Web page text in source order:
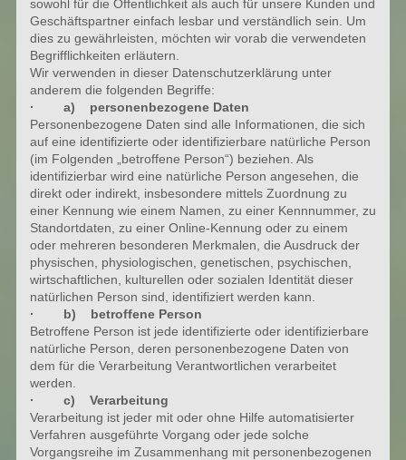
sowohl für die Öffentlichkeit als auch für unsere Kunden und
Geschäftspartner einfach lesbar und verständlich sein. Um
dies zu gewährleisten, möchten wir vorab die verwendeten
Begrifflichkeiten erläutern.
Wir verwenden in dieser Datenschutzerklärung unter
anderem die folgenden Begriffe:
· a) personenbezogene Daten
Personenbezogene Daten sind alle Informationen, die sich
auf eine identifizierte oder identifizierbare natürliche Person
(im Folgenden „betroffene Person“) beziehen. Als
identifizierbar wird eine natürliche Person angesehen, die
direkt oder indirekt, insbesondere mittels Zuordnung zu
einer Kennung wie einem Namen, zu einer Kennnummer, zu
Standortdaten, zu einer Online-Kennung oder zu einem
oder mehreren besonderen Merkmalen, die Ausdruck der
physischen, physiologischen, genetischen, psychischen,
wirtschaftlichen, kulturellen oder sozialen Identität dieser
natürlichen Person sind, identifiziert werden kann.
· b) betroffene Person
Betroffene Person ist jede identifizierte oder identifizierbare
natürliche Person, deren personenbezogene Daten von
dem für die Verarbeitung Verantwortlichen verarbeitet
werden.
· c) Verarbeitung
Verarbeitung ist jeder mit oder ohne Hilfe automatisierter
Verfahren ausgeführte Vorgang oder jede solche
Vorgangsreihe im Zusammenhang mit personenbezogenen